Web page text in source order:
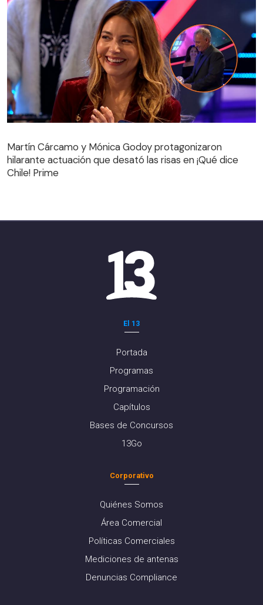
hilarante actuación que desató las risas en ¡Qué dice
Chile! Prime
Martín Cárcamo y Mónica Godoy protagonizaron
hilarante actuación que desató las risas en ¡Qué dice
Chile! Prime
El 13
Portada
Programas
Programación
Capítulos
Bases de Concursos
13Go
Corporativo
Quiénes Somos
Área Comercial
Políticas Comerciales
Mediciones de antenas
Denuncias Compliance